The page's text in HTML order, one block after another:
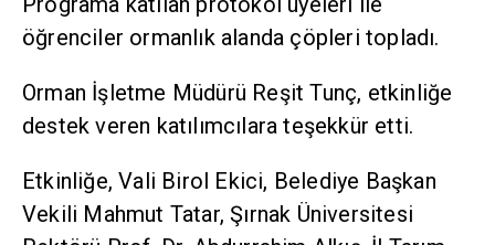
öğrenciler ormanlık alanda çöpleri topladı.
Orman İşletme Müdürü Reşit Tunç, etkinliğe
destek veren katılımcılara teşekkür etti.
Etkinliğe, Vali Birol Ekici, Belediye Başkan
Vekili Mahmut Tatar, Şırnak Üniversitesi